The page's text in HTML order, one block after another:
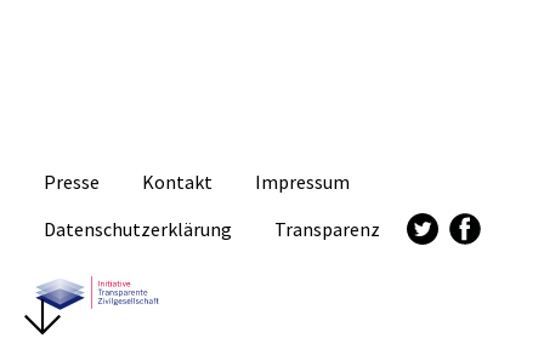
Presse Kontakt
Impressum
Datenschutzerklärung
Transparenz